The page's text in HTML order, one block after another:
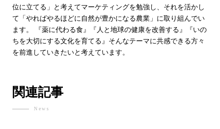
位に立てる」と考えてマーケティングを勉強し、それを活かし
て「やればやるほどに自然が豊かになる農業」に取り組んでい
ます。 『薬に代わる食』『人と地球の健康を改善する』『いの
ちを大切にする文化を育てる』そんなテーマに共感できる方々
を前進していきたいと考えています。
関連記事
News